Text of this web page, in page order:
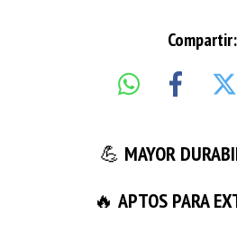
Compartir:
💪 MAYOR
🔥 APTOS PARA